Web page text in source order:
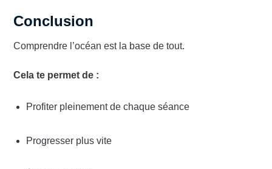
Conclusion
Comprendre l’océan est la base de tout.
Cela te permet de :
Profiter pleinement de chaque séance
Progresser plus vite